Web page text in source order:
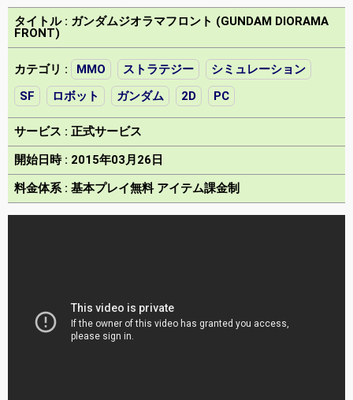
タイトル : ガンダムジオラマフロント (GUNDAM DIORAMA
FRONT)
カテゴリ : MMO ストラテジー
シミュレーション
SF
ロボット ガンダム 2D PC
サービス : 正式サービス
開始日時 : 2015年03月26日
料金体系 : 基本プレイ無料 アイテム課金制